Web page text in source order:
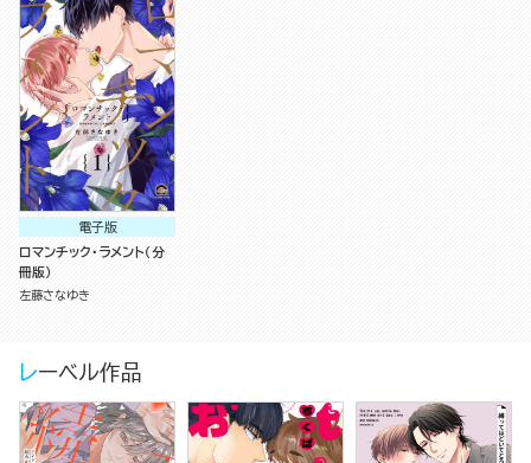
電子版
ロマンチック・ラメント（分
冊版）
左藤さなゆき
レーベル作品